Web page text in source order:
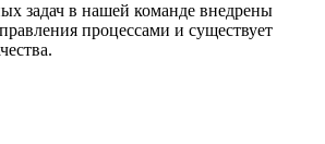
задач в нашей команде внедрены
процессами и существует